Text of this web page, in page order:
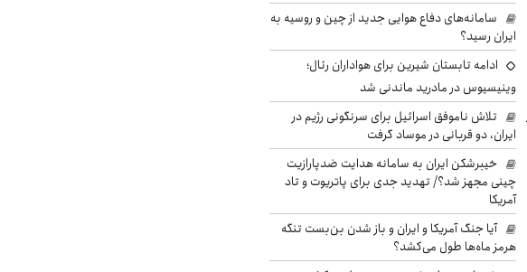
سامانه‌های دفاع هوایی جدید از چین و روسیه به
ایران رسید؟
ادامه تابستان شیرین برای هواداران رئال؛
وینیسیوس در مادرید ماندنی شد
تلاش ناموفق اسرائیل برای سرنگونی رژیم در
ایران، دو قربانی در موساد گرفت
خیبرشکن ایران به سامانه هدایت ضدپارازیت
چینی مجهز شد؟/ تهدید جدی برای پاتریوت و تاد
آمریکا
آیا جنگ آمریکا و ایران و باز شدن بن‌بست تنگه
هرمز ماه‌ها طول می‌کشد؟